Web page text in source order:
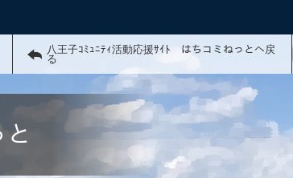
八王子ｺﾐｭﾆﾃｨ活動応援ｻｲﾄ はちコミねっとへ戻
る